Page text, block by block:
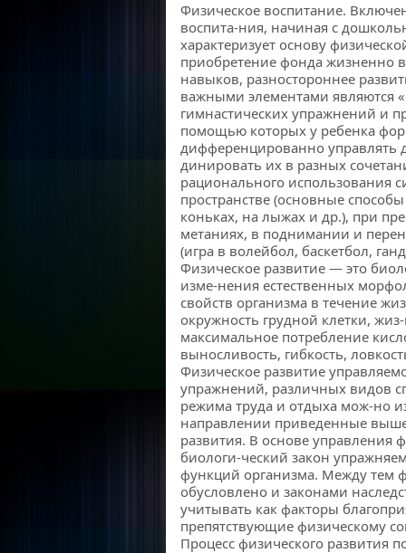
Физическое воспитание.
воспита-ния, начиная с
характеризует основу
приобретение фонда жизненно
навыков, разностороннее
важными элементами являются
гимнастических упражнений и
помощью которых у ребенка
дифференцированно управлять
динировать их в разных
рационального использования
пространстве (основные
коньках, на лыжах и др.), при
метаниях, в поднимании и
(игра в волейбол, баскетбол,
Физическое развитие — это
изме-нения естественных
свойств организма в течение
окружность грудной клетки,
максимальное потребление
выносливость, гибкость,
Физическое развитие
упражнений, различных видов
режима труда и отдыха мож-но
направлении приведенные
развития. В основе управления
биологи-ческий закон
функций организма. Между тем
обусловлено и законами
учитывать как факторы
препятствующие физическому
Процесс физического развития